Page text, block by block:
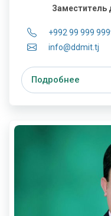
Заместитель
+992 99 999
info@ddmit.tj
Подробнее